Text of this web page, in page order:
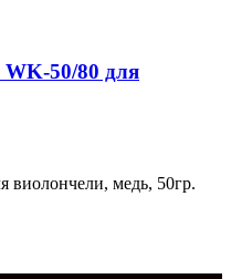
50/80 для
виолончели, медь, 50гр.